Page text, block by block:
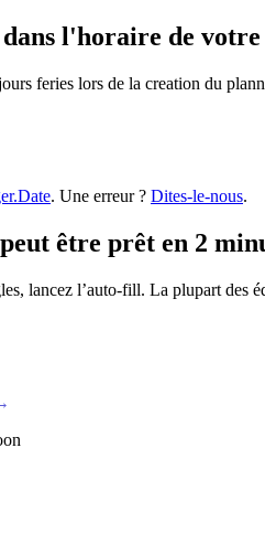
l'horaire de votre
feries lors de la creation du
. Une erreur ? Dites-le-nous.
être prêt en 2
lancez l’auto-fill. La plupart des